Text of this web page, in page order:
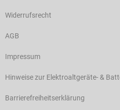
Widerrufsrecht
AGB
Impressum
Hinweise zur Elektroaltgeräte- &
Barrierefreiheitserklärung